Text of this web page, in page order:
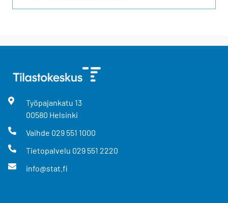
Työpajankatu 13
00580 Helsinki
Vaihde 029 551 1000
Tietopalvelu 029 551 2220
info@stat.fi